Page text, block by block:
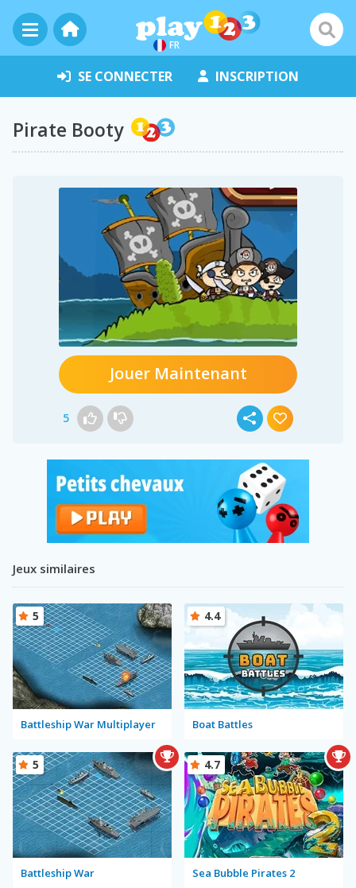
FR
SE CONNECTER INSCRIPTION
Pirate Booty
Jouer Maintenant
5
Jeux similaires
Battleship War Multiplayer
5
Boat Battles
4.4
Battleship War
5
Sea Bubble Pirates 2
4.7